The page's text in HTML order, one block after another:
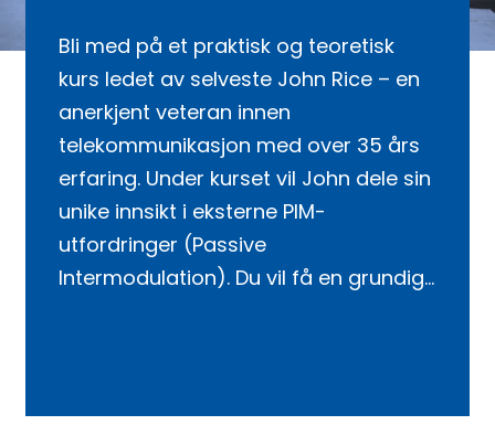
Bli med på et praktisk og teoretisk
kurs ledet av selveste John Rice – en
anerkjent veteran innen
telekommunikasjon med over 35 års
erfaring. Under kurset vil John dele sin
unike innsikt i eksterne PIM-
utfordringer (Passive
Intermodulation). Du vil få en grundig
hvordan du effektivt kan identifisere